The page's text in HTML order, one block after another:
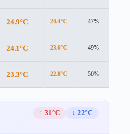
24.9°C 24.4°C 47%
24.1°C 23.6°C 49%
23.3°C 22.8°C 50%
↑ 31°C
↓ 22°C